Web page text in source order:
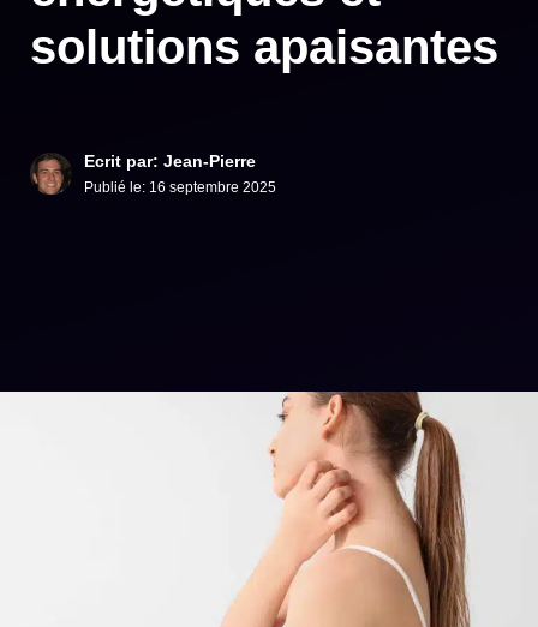
solutions apaisantes
Ecrit par: Jean-Pierre
Publié le: 16 septembre 2025